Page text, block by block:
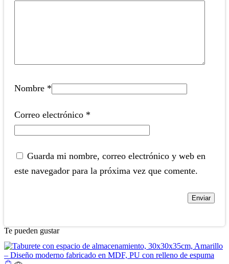
Nombre *
Correo electrónico *
Guarda mi nombre, correo electrónico y web en
este navegador para la próxima vez que comente.
Te pueden gustar